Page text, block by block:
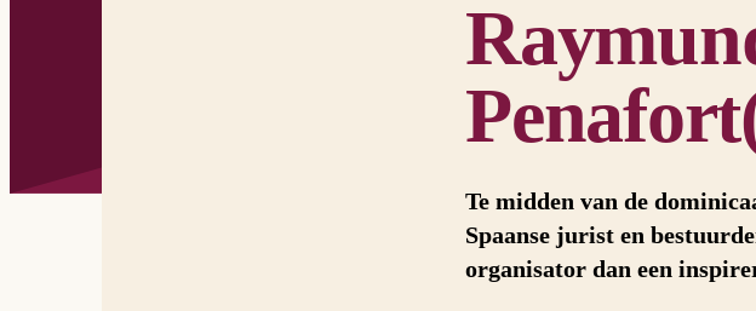
Te midden van de
Spaanse jurist en
organisator dan een